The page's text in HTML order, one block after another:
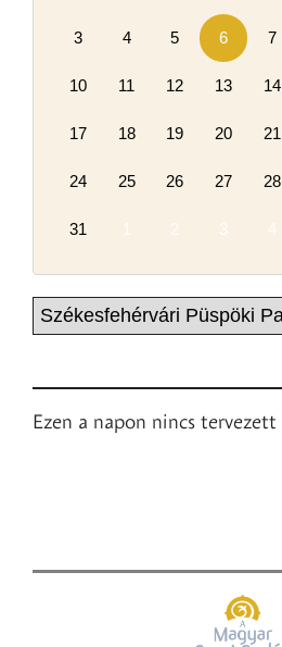
3 4 5 6 7
10 11 12 13 14
17 18 19 20 21
24 25 26 27 28
31 1 2 3 4
Ezen a napon nincs tervezett